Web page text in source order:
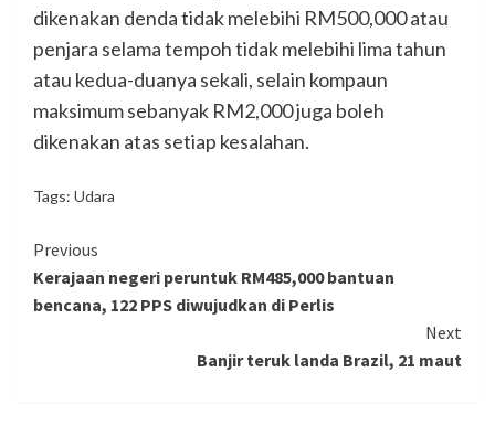
dikenakan denda tidak melebihi RM500,000 atau
penjara selama tempoh tidak melebihi lima tahun
atau kedua-duanya sekali, selain kompaun
maksimum sebanyak RM2,000 juga boleh
dikenakan atas setiap kesalahan.
Tags: Udara
Continue
Reading
Previous
Kerajaan negeri peruntuk RM485,000 bantuan
bencana, 122 PPS diwujudkan di Perlis
Next
Banjir teruk landa Brazil, 21 maut